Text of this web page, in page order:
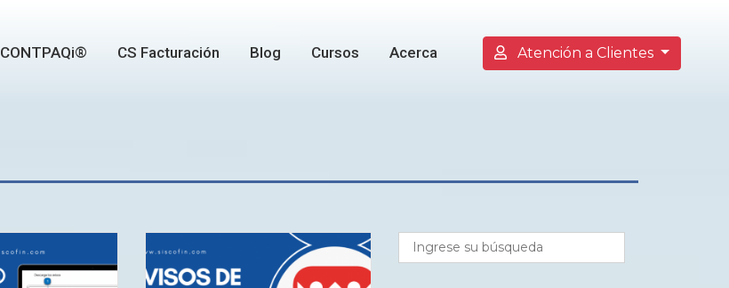
CONTPAQi® CS Facturación Blog Cursos Acerca Atención a Clientes